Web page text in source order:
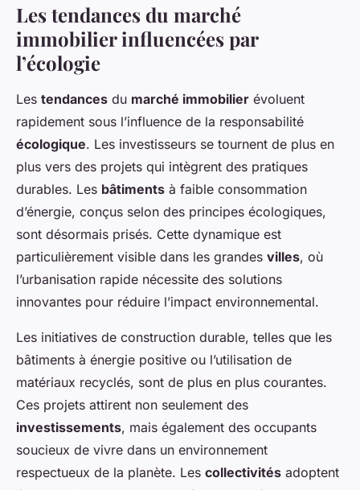
Les tendances du marché
immobilier influencées par
l’écologie
Les tendances du marché immobilier évoluent
rapidement sous l’influence de la responsabilité
écologique. Les investisseurs se tournent de plus en
plus vers des projets qui intègrent des pratiques
durables. Les bâtiments à faible consommation
d’énergie, conçus selon des principes écologiques,
sont désormais prisés. Cette dynamique est
particulièrement visible dans les grandes villes, où
l’urbanisation rapide nécessite des solutions
innovantes pour réduire l’impact environnemental.
Les initiatives de construction durable, telles que les
bâtiments à énergie positive ou l’utilisation de
matériaux recyclés, sont de plus en plus courantes.
Ces projets attirent non seulement des
investissements, mais également des occupants
soucieux de vivre dans un environnement
respectueux de la planète. Les collectivités adoptent